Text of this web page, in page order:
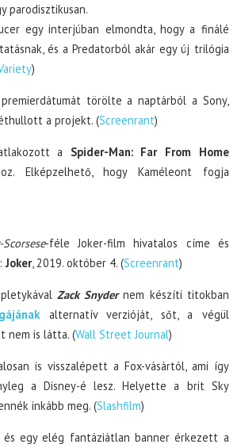
parodisztikusan.
egy interjúban elmondta, hogy a finálé
és a Predatorból akár egy új trilógia
)
premierdátumát törölte a naptárból a Sony,
a projekt. (Screenrant)
a Spider-Man: Far From Home
Elképzelhető, hogy Kaméleont fogja
-féle Joker-film hivatalos címe és
Joker, 2019. október 4. (Screenrant)
Zack Snydernem készíti titokban
alternatív verzióját, sőt, a végül
nem is látta. (Wall Street Journal)
is visszalépett a Fox-vásártól, ami így
a Disney-é lesz. Helyette a brit Sky
inkább meg. (Slashfilm)
egy elég fantáziátlan banner érkezett a